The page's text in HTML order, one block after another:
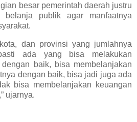
besar pemerintah daerah justru
belanja publik agar manfaatnya
dan provinsi yang jumlahnya
ada yang bisa melakukan
baik, bisa membelanjakan
dengan baik, bisa jadi juga ada
bisa membelanjakan keuangan
ujarnya.